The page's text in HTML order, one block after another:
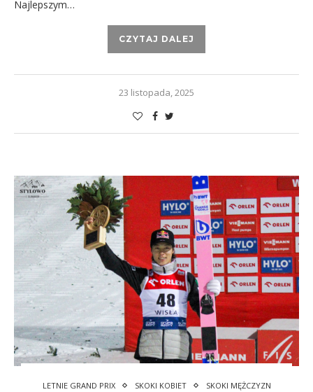
Najlepszym…
CZYTAJ DALEJ
23 listopada, 2025
LETNIE GRAND PRIX SKOKI KOBIET SKOKI MĘŻCZYZN